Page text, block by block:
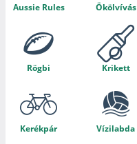
Aussie Rules Ökölvívás
Rögbi Krikett
Kerékpár Vízilabda